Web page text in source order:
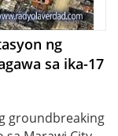
ng
sa ika-17
groundbreaking